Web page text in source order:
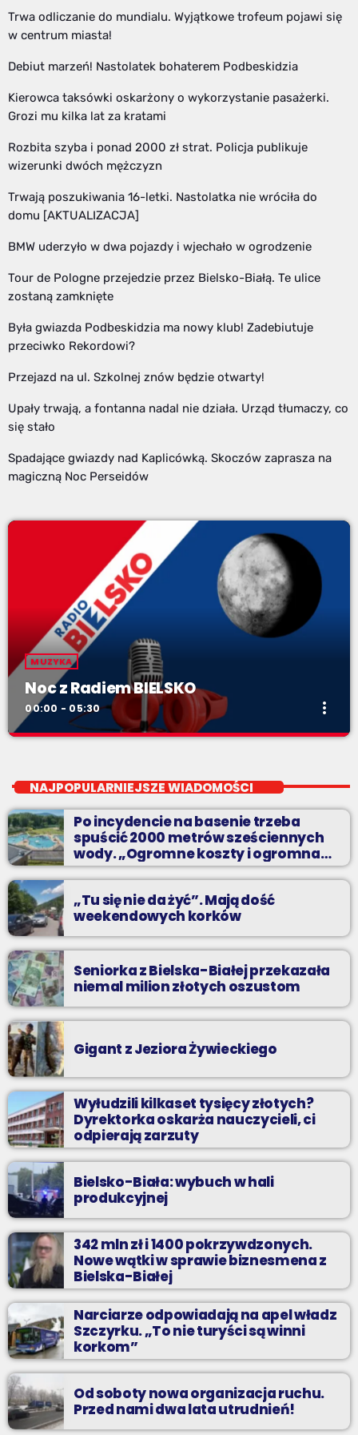
Trwa odliczanie do mundialu. Wyjątkowe trofeum pojawi się
w centrum miasta!
Debiut marzeń! Nastolatek bohaterem Podbeskidzia
Kierowca taksówki oskarżony o wykorzystanie pasażerki.
Grozi mu kilka lat za kratami
Rozbita szyba i ponad 2000 zł strat. Policja publikuje
wizerunki dwóch mężczyzn
Trwają poszukiwania 16-letki. Nastolatka nie wróciła do
domu [AKTUALIZACJA]
BMW uderzyło w dwa pojazdy i wjechało w ogrodzenie
Tour de Pologne przejedzie przez Bielsko-Białą. Te ulice
zostaną zamknięte
Była gwiazda Podbeskidzia ma nowy klub! Zadebiutuje
przeciwko Rekordowi?
Przejazd na ul. Szkolnej znów będzie otwarty!
Upały trwają, a fontanna nadal nie działa. Urząd tłumaczy, co
się stało
Spadające gwiazdy nad Kaplicówką. Skoczów zaprasza na
magiczną Noc Perseidów
MUZYKA
Noc z Radiem BIELSKO
00:00 - 05:30 more_vert
Nocą, kiedy wszyscy śpią - my gramy dalej. I to właśnie nocą
można "upolować" na naszej antenie prawdziwe muzyczne
perełki.
NAJPOPULARNIEJSZE WIADOMOŚCI
Po incydencie na basenie trzeba
spuścić 2000 metrów sześciennych
wody. „Ogromne koszty i ogromna
praca”
„Tu się nie da żyć”. Mają dość
weekendowych korków
Seniorka z Bielska-Białej przekazała
niemal milion złotych oszustom
Gigant z Jeziora Żywieckiego
Wyłudzili kilkaset tysięcy złotych?
Dyrektorka oskarża nauczycieli, ci
odpierają zarzuty
Bielsko-Biała: wybuch w hali
produkcyjnej
342 mln zł i 1400 pokrzywdzonych.
Nowe wątki w sprawie biznesmena z
Bielska-Białej
Narciarze odpowiadają na apel władz
Szczyrku. „To nie turyści są winni
korkom”
Od soboty nowa organizacja ruchu.
Przed nami dwa lata utrudnień!